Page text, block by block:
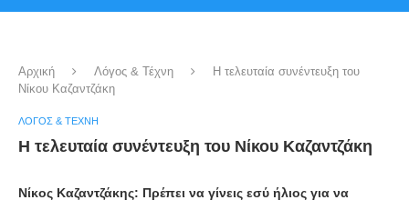
Αρχική Λόγος & Τέχνη
Η τελευταία συνέντευξη του
Νίκου Καζαντζάκη
ΛΌΓΟΣ & ΤΈΧΝΗ
Η τελευταία συνέντευξη του Νίκου Καζαντζάκη
Νίκος Καζαντζάκης: Πρέπει να γίνεις εσύ ήλιος για να